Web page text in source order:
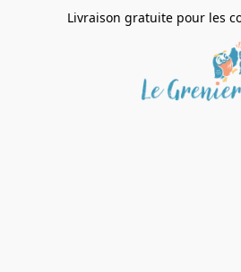
Livraison gratuite pour les